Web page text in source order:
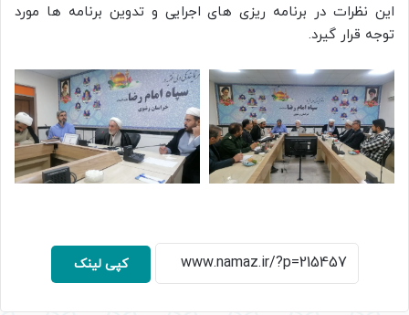
این نظرات در برنامه ریزی های اجرایی و تدوین برنامه ها مورد
توجه قرار گیرد.
کپی لینک